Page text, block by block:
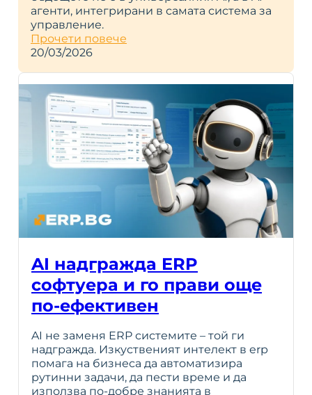
агенти, интегрирани в самата система за
управление.
Прочети повече
20/03/2026
AI надгражда ERP
софтуера и го прави още
по-ефективен
AI не заменя ERP системите – той ги
надгражда. Изкуственият интелект в erp
помага на бизнеса да автоматизира
рутинни задачи, да пести време и да
използва по-добре знанията в